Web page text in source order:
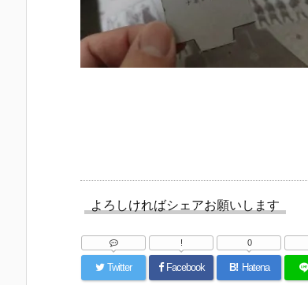
よろしければシェアお願いします
Twitter Facebook
!
B! Hatena
0